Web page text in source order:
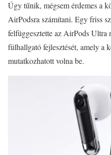
Úgy tűnik, mégsem érdemes a
AirPodsra számítani. Egy friss
felfüggesztette az AirPods Ultra
fülhallgató fejlesztését, amely a
mutatkozhatott volna be.